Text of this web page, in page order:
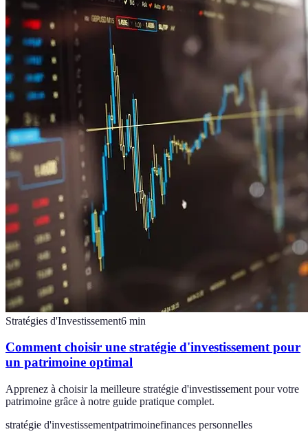
Stratégies d'Investissement6 min
Comment choisir une stratégie d'investissement pour
un patrimoine optimal
Apprenez à choisir la meilleure stratégie d'investissement pour votre
patrimoine grâce à notre guide pratique complet.
stratégie d'investissementpatrimoinefinances personnelles